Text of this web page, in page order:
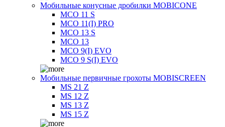
Мобильные конусные дробилки MOBICONE
MCO 11 S
MCO 11(I) PRO
MCO 13 S
MCO 13
MCO 9(I) EVO
MCO 9 S(I) EVO
Мобильные первичные грохоты MOBISCREEN
MS 21 Z
MS 12 Z
MS 13 Z
MS 15 Z